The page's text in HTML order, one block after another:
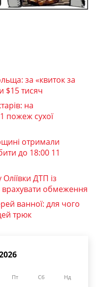
за «квиток за
$15 тисяч
на
пожеж сухої
отримали
до 18:00 11
ДТП із
врахувати обмеження
ванної: для чого
трюк
Пт Сб Нд